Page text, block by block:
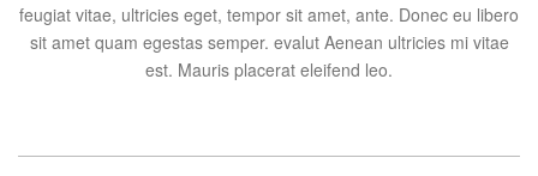
feugiat vitae, ultricies eget, tempor sit amet, ante. Donec eu libero
sit amet quam egestas semper. evalut Aenean ultricies mi vitae
est. Mauris placerat eleifend leo.